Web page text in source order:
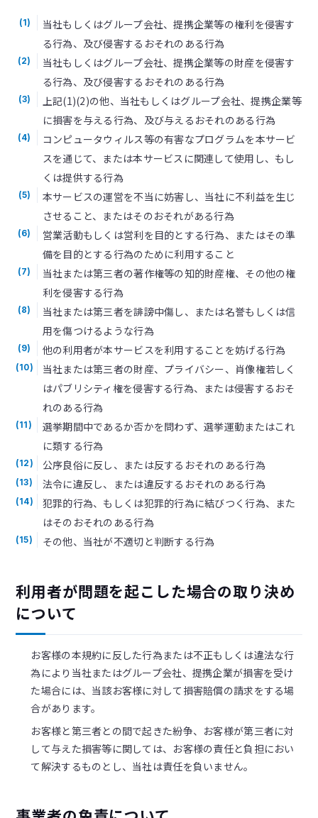
(1)
当社もしくはグループ会社、提携企業等の権利を侵害す
る行為、及び侵害するおそれのある行為
(2)
当社もしくはグループ会社、提携企業等の財産を侵害す
る行為、及び侵害するおそれのある行為
(3)
上記(1)(2)の他、当社もしくはグループ会社、提携企業等
に損害を与える行為、及び与えるおそれのある行為
(4)
コンピュータウィルス等の有害なプログラムを本サービ
スを通じて、または本サービスに関連して使用し、もし
くは提供する行為
(5)
本サービスの運営を不当に妨害し、当社に不利益を生じ
させること、またはそのおそれがある行為
(6)
営業活動もしくは営利を目的とする行為、またはその準
備を目的とする行為のために利用すること
(7)
当社または第三者の著作権等の知的財産権、その他の権
利を侵害する行為
(8)
当社または第三者を誹謗中傷し、または名誉もしくは信
用を傷つけるような行為
(9) 他の利用者が本サービスを利用することを妨げる行為
(10)
当社または第三者の財産、プライバシー、肖像権若しく
はパブリシティ権を侵害する行為、または侵害するおそ
れのある行為
(11)
選挙期間中であるか否かを問わず、選挙運動またはこれ
に類する行為
(12) 公序良俗に反し、または反するおそれのある行為
(13) 法令に違反し、または違反するおそれのある行為
(14)
犯罪的行為、もしくは犯罪的行為に結びつく行為、また
はそのおそれのある行為
(15) その他、当社が不適切と判断する行為
利用者が問題を起こした場合の取り決め
について
お客様の本規約に反した行為または不正もしくは違法な行
為により当社またはグループ会社、提携企業が損害を受け
た場合には、当該お客様に対して損害賠償の請求をする場
合があります。
お客様と第三者との間で起きた紛争、お客様が第三者に対
して与えた損害等に関しては、お客様の責任と負担におい
て解決するものとし、当社は責任を負いません。